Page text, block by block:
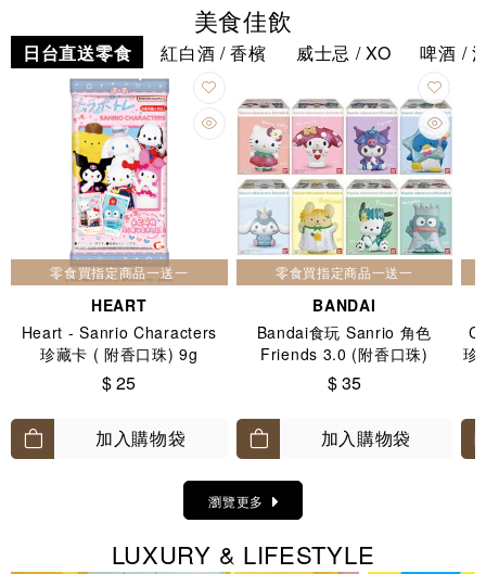
美食佳飲
日台直送零食 紅白酒 / 香檳 威士忌 / XO 啤酒 /
零食買指定商品一送一
HEART
Heart - Sanrio Characters
珍藏卡 ( 附香口珠) 9g
$ 25
加入購物袋
零食買指定商品一送一
BANDAI
Bandai食玩 Sanrio 角色
Friends 3.0 (附香口珠)
$ 35
加入購物袋
珍
瀏覽更多
LUXURY & LIFESTYLE